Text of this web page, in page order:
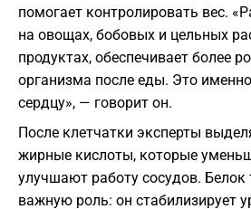
помогает контролировать вес.
на овощах, бобовых и цельных
продуктах, обеспечивает более
организма после еды. Это
сердцу», — говорит он.
После клетчатки эксперты
жирные кислоты, которые
улучшают работу сосудов. Белок
важную роль: он стабилизирует